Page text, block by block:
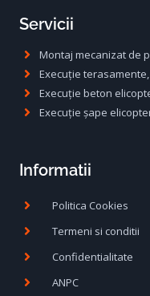
:
1
1
0
.
3
3
e
Servicii
Montaj mecanizat de
Execuție
Execuție beton
Execuție șape
Informatii
Politica Cookies
Termeni si conditii
Confidentialitate
ANPC